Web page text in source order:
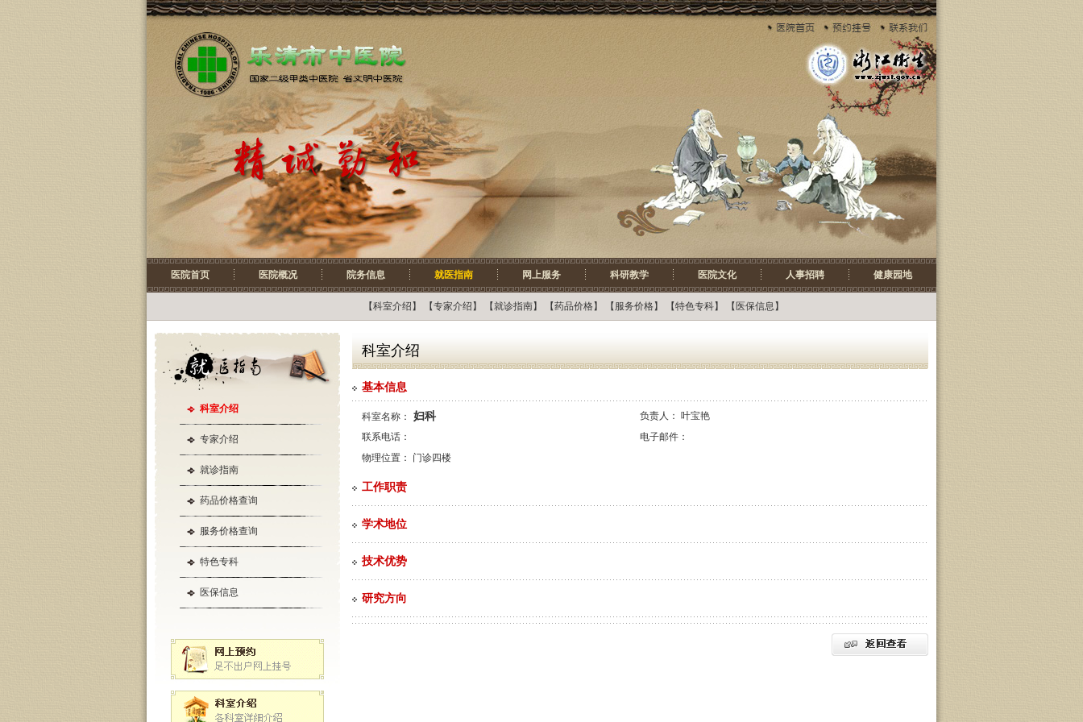
医院首页 医院概况 院务信息 就医指南 网上服务 科研教学 医院文化 人事招聘 健康园地
【科室介绍 】 【专家介绍 】 【就诊指南】 【药品价格】 【 服务价格】 【特色专科】 【 医保信息 】
科室介绍
专家介绍
就诊指南
药品价格查询
服务价格查询
特色专科
医保信息
科室介绍
基本信息
科室名称： 妇科 负责人： 叶宝艳
联系电话：
电子邮件：
物理位置：
门诊四楼
工作职责
学术地位
技术优势
研究方向